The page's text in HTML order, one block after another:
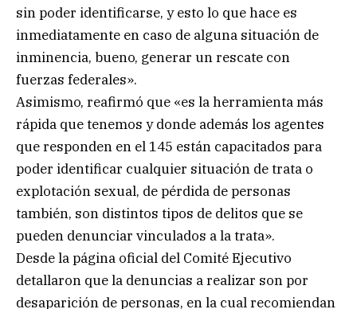
sin poder identificarse, y esto lo que hace es
inmediatamente en caso de alguna situación de
inminencia, bueno, generar un rescate con
fuerzas federales».
Asimismo, reafirmó que «es la herramienta más
rápida que tenemos y donde además los agentes
que responden en el 145 están capacitados para
poder identificar cualquier situación de trata o
explotación sexual, de pérdida de personas
también, son distintos tipos de delitos que se
pueden denunciar vinculados a la trata».
Desde la página oficial del Comité Ejecutivo
detallaron que la denuncias a realizar son por
desaparición de personas, en la cual recomiendan